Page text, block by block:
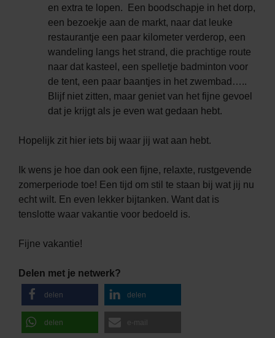
en extra te lopen. Een boodschapje in het dorp,
een bezoekje aan de markt, naar dat leuke
restaurantje een paar kilometer verderop, een
wandeling langs het strand, die prachtige route
naar dat kasteel, een spelletje badminton voor
de tent, een paar baantjes in het zwembad…..
Blijf niet zitten, maar geniet van het fijne gevoel
dat je krijgt als je even wat gedaan hebt.
Hopelijk zit hier iets bij waar jij wat aan hebt.
Ik wens je hoe dan ook een fijne, relaxte, rustgevende
zomerperiode toe! Een tijd om stil te staan bij wat jij nu
echt wilt. En even lekker bijtanken. Want dat is
tenslotte waar vakantie voor bedoeld is.
Fijne vakantie!
Delen met je netwerk?
delen delen
delen e-mail